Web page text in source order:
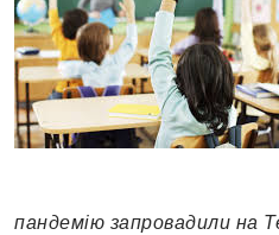
пандемію запровадили на